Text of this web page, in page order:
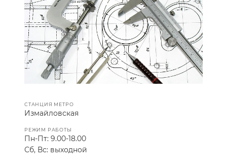
СТАНЦИЯ МЕТРО
Измайловская
РЕЖИМ РАБОТЫ
Пн-Пт: 9.00-18.00
Сб, Вс: выходной